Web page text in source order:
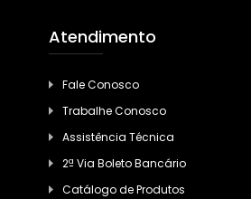
Atendimento
Fale Conosco
Trabalhe Conosco
Assistência Técnica
2ª Via Boleto Bancário
Catálogo de Produtos